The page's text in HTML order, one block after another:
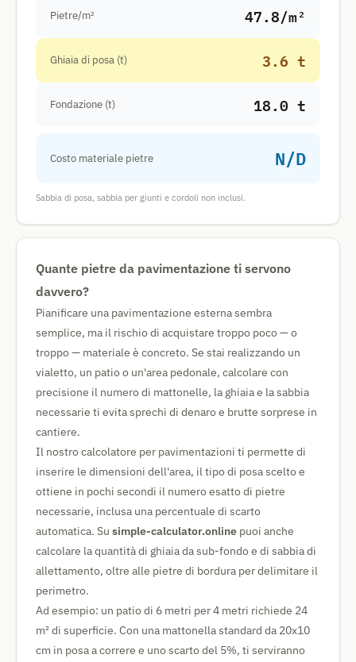
Pietre/m² 47.8/m²
Ghiaia di posa (t) 3.6 t
Fondazione (t) 18.0 t
Costo materiale pietre N/D
Sabbia di posa, sabbia per giunti e cordoli non inclusi.
Quante pietre da pavimentazione ti servono
davvero?
Pianificare una pavimentazione esterna sembra
semplice, ma il rischio di acquistare troppo poco — o
troppo — materiale è concreto. Se stai realizzando un
vialetto, un patio o un'area pedonale, calcolare con
precisione il numero di mattonelle, la ghiaia e la sabbia
necessarie ti evita sprechi di denaro e brutte sorprese in
cantiere.
Il nostro calcolatore per pavimentazioni ti permette di
inserire le dimensioni dell'area, il tipo di posa scelto e
ottiene in pochi secondi il numero esatto di pietre
necessarie, inclusa una percentuale di scarto
automatica. Su simple-calculator.online puoi anche
calcolare la quantità di ghiaia da sub-fondo e di sabbia di
allettamento, oltre alle pietre di bordura per delimitare il
perimetro.
Ad esempio: un patio di 6 metri per 4 metri richiede 24
m² di superficie. Con una mattonella standard da 20x10
cm in posa a correre e uno scarto del 5%, ti serviranno